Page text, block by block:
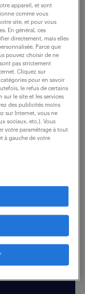
les offres qui
recherche.
nos recruteurs
appareil, et sont
comme vous
site, et pour vous
En général, ces
directement, mais elles
Parce que
pouvez choisir de ne
pas strictement
Cliquez sur
pour en savoir
le refus de certains
le site et les services
des publicités moins
sur Internet, vous ne
sociaux, etc.). Vous
votre paramétrage à tout
à gauche de votre